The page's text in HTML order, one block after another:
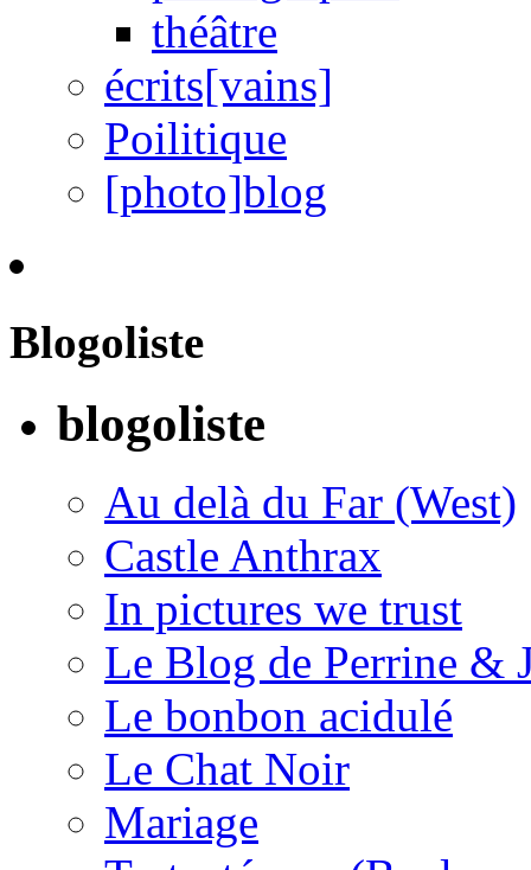
théâtre
écrits[vains]
Poilitique
[photo]blog
Blogoliste
blogoliste
Au delà du Far (West)
Castle Anthrax
In pictures we trust
Le Blog de Perrine &
Le bonbon acidulé
Le Chat Noir
Mariage